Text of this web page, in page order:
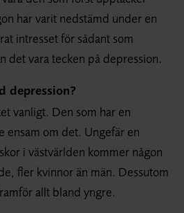
har varit nedstämd under en
intresset för sådant som
det vara tecken på depression.
depression?
vanligt. Den som har en
ensam om det. Ungefär en
i västvärlden kommer någon
fler kvinnor än män. Dessutom
allt bland yngre.